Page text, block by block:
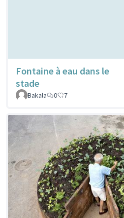
Fontaine à eau dans le
stade
Bakala
0 7